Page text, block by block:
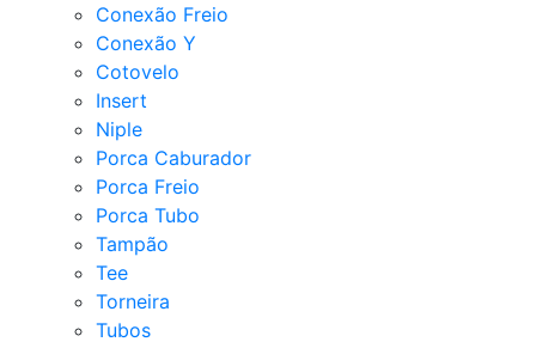
Conexão Freio
Conexão Y
Cotovelo
Insert
Niple
Porca Caburador
Porca Freio
Porca Tubo
Tampão
Tee
Torneira
Tubos